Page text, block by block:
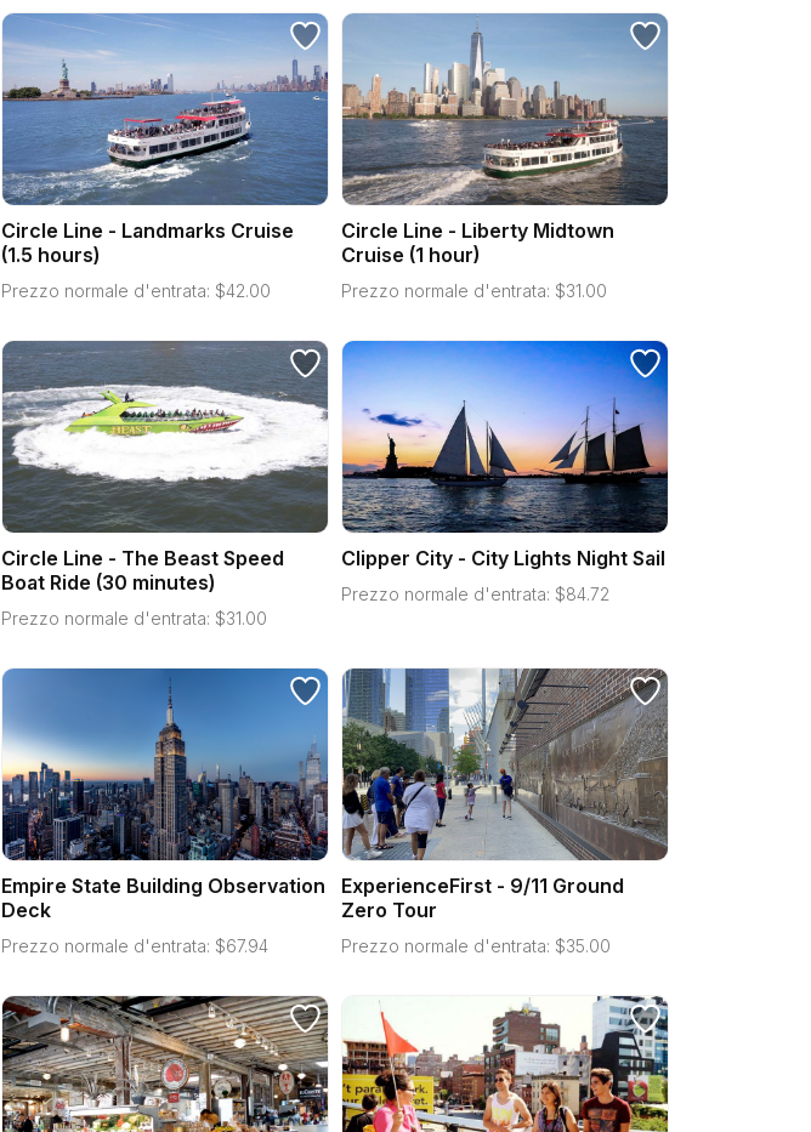
Circle Line - Landmarks Cruise
(1.5 hours)
Prezzo normale d'entrata: $42.00
Circle Line - Liberty Midtown
Cruise (1 hour)
Prezzo normale d'entrata: $31.00
Circle Line - The Beast Speed
Boat Ride (30 minutes)
Prezzo normale d'entrata: $31.00
Clipper City - City Lights Night Sail
Prezzo normale d'entrata: $84.72
Empire State Building Observation
Deck
Prezzo normale d'entrata: $67.94
ExperienceFirst - 9/11 Ground
Zero Tour
Prezzo normale d'entrata: $35.00